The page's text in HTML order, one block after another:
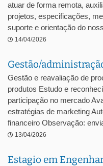
atuar de forma remota,
projetos, especificações,
suporte e orientação do
14/04/2026
Gestão/
Gestão e reavaliação de
produtos Estudo e
participação no mercado
estratégias de marketing
financeiro Observação:
13/04/2026
Estagio em